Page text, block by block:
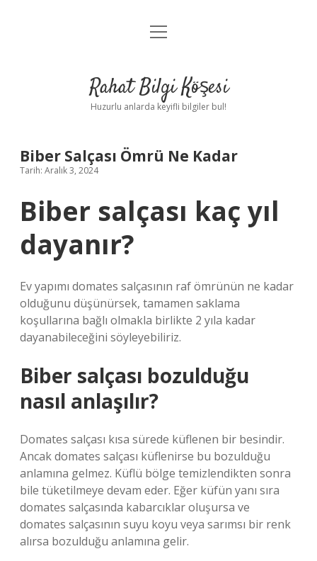
Anasayfa
Yasal Uyarı
menüyü
Rahat Bilgi Köşesi
Huzurlu anlarda keyifli bilgiler bul!
Biber Salçası Ömrü Ne Kadar
Tarih: Aralık 3, 2024
Biber salçası kaç yıl
dayanır?
Ev yapımı domates salçasının raf ömrünün ne kadar
olduğunu düşünürsek, tamamen saklama
koşullarına bağlı olmakla birlikte 2 yıla kadar
dayanabileceğini söyleyebiliriz.
Biber salçası bozulduğu
nasıl anlaşılır?
Domates salçası kısa sürede küflenen bir besindir.
Ancak domates salçası küflenirse bu bozulduğu
anlamına gelmez. Küflü bölge temizlendikten sonra
bile tüketilmeye devam eder. Eğer küfün yanı sıra
domates salçasında kabarcıklar oluşursa ve
domates salçasının suyu koyu veya sarımsı bir renk
alırsa bozulduğu anlamına gelir.